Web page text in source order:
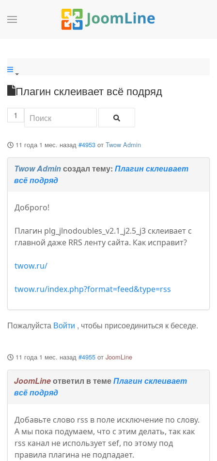
Плагин склеивает всё подряд
1
11 года 1 мес. назад #4953 от Twow Admin
Twow Adminсоздал тему: Плагин склеивает
всё подряд
Доброго!
Плагин plg_jlnodoubles_v2.1_j2.5_j3 склеивает с
главной даже RRS ленту сайта. Как исправит?
twow.ru/
twow.ru/index.php?format=feed&type=rss
Пожалуйста Войти , чтобы присоединиться к беседе.
11 года 1 мес. назад #4955 от JoomLine
JoomLineответил в темеПлагин склеивает
всё подряд
Добавьте слово rss в поле исключение по слову.
А мы пока подумаем, что с этим делать, так как
rss канал не использует sef, по этому под
правила плагина не подпадает.